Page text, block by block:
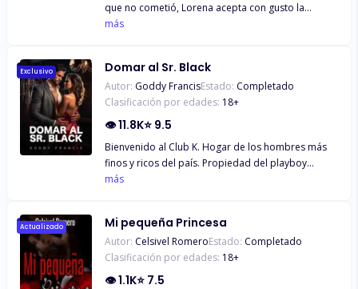
que no cometió, Lorena acepta con gusto la
condena, ella quiere poner a salvó a su padre y a
será felicidad, tal vez la libertad es más dura y
dolorosa que estar dentro de una prisión.
más
Exclusivo Domar al Sr. Black
Autor: Goddy FrancisEstado: Completado
Clasificación por edades: 18+
👁11.8K⭐ 9.5
Bienvenido al Club K. Hogar de los hombres más
finos y ricos del país. Propiedad del playboy
multimillonario, Killian Black. El soltero guapo,
trabajo con el placer. Naomi Alderson, nacida y
criada en el seno de una familia que trabaja duro
para conseguir lo que tiene, desprecia a los
hombres privilegiados, en especial a Killian Black,
más
Actualizado Mi pequeña Princesa
Autor: Celsivel RomeroEstado: Completado
Clasificación por edades: 18+
👁1.1K⭐ 7.5